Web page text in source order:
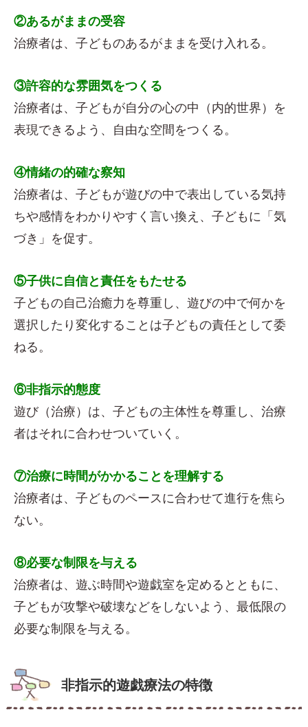
②あるがままの受容
治療者は、子どものあるがままを受け入れる。
③許容的な雰囲気をつくる
治療者は、子どもが自分の心の中（内的世界）を
表現できるよう、自由な空間をつくる。
④情緒の的確な察知
治療者は、子どもが遊びの中で表出している気持
ちや感情をわかりやすく言い換え、子どもに「気
づき」を促す。
⑤子供に自信と責任をもたせる
子どもの自己治癒力を尊重し、遊びの中で何かを
選択したり変化することは子どもの責任として委
ねる。
⑥非指示的態度
遊び（治療）は、子どもの主体性を尊重し、治療
者はそれに合わせついていく。
⑦治療に時間がかかることを理解する
治療者は、子どものペースに合わせて進行を焦ら
ない。
⑧必要な制限を与える
治療者は、遊ぶ時間や遊戯室を定めるとともに、
子どもが攻撃や破壊などをしないよう、最低限の
必要な制限を与える。
非指示的遊戯療法の特徴